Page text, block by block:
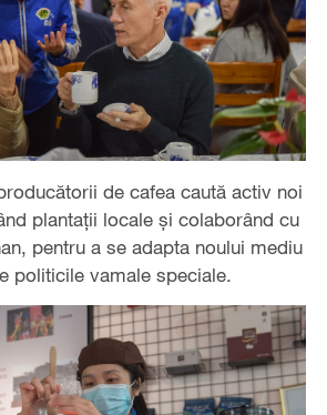
de cafea caută activ noi
plantații locale și colaborând cu
pentru a se adapta noului mediu
politicile vamale speciale.